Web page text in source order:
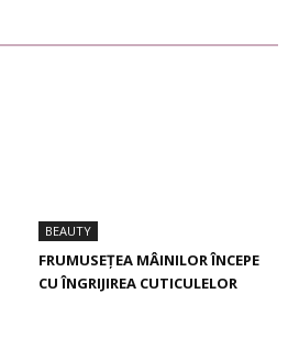
BEAUTY
FRUMUSEȚEA MÂINILOR ÎNCEPE
CU ÎNGRIJIREA CUTICULELOR